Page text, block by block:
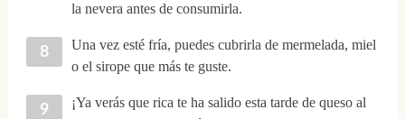
la nevera antes de consumirla.
Una vez esté fría, puedes cubrirla de mermelada, miel
o el sirope que más te guste.
¡Ya verás que rica te ha salido esta tarde de queso al